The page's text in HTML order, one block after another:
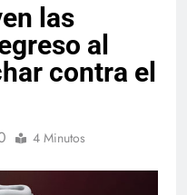
las
al
contra el
4 Minutos